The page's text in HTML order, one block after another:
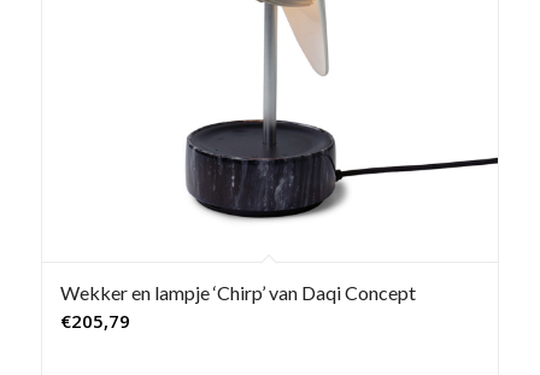
Wekker en lampje ‘Chirp’ van Daqi Concept
€205,79